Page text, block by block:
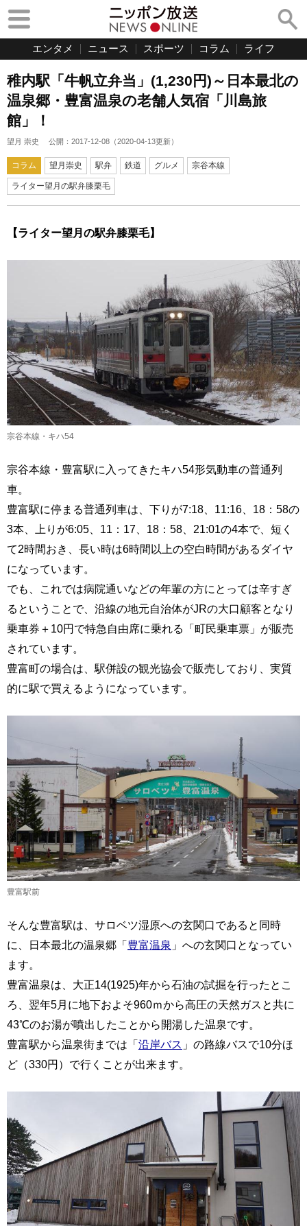
エンタメ ニュース スポーツ コラム ライフ
稚内駅「牛帆立弁当」(1,230円)～日本最北の
温泉郷・豊富温泉の老舗人気宿「川島旅
館」！
望月 崇史 公開： 2017-12-08 （2020-04-13更新）
コラム 望月崇史 駅弁 鉄道 グルメ 宗谷本線
ライター望月の駅弁膝栗毛
【ライター望月の駅弁膝栗毛】
宗谷本線・キハ54
宗谷本線・豊富駅に入ってきたキハ54形気動車の普通列
車。
豊富駅に停まる普通列車は、下りが7:18、11:16、18：58の
3本、上りが6:05、11：17、18：58、21:01の4本で、短く
て2時間おき、長い時は6時間以上の空白時間があるダイヤ
になっています。
でも、これでは病院通いなどの年輩の方にとっては辛すぎ
るということで、沿線の地元自治体がJRの大口顧客となり
乗車券＋10円で特急自由席に乗れる「町民乗車票」が販売
されています。
豊富町の場合は、駅併設の観光協会で販売しており、実質
的に駅で買えるようになっています。
豊富駅前
そんな豊富駅は、サロベツ湿原への玄関口であると同時
に、日本最北の温泉郷「豊富温泉 」への玄関口となってい
ます。
豊富温泉は、大正14(1925)年から石油の試掘を行ったとこ
ろ、翌年5月に地下およそ960ｍから高圧の天然ガスと共に
43℃のお湯が噴出したことから開湯した温泉です。
豊富駅から温泉街までは「沿岸バス 」の路線バスで10分ほ
ど（330円）で行くことが出来ます。